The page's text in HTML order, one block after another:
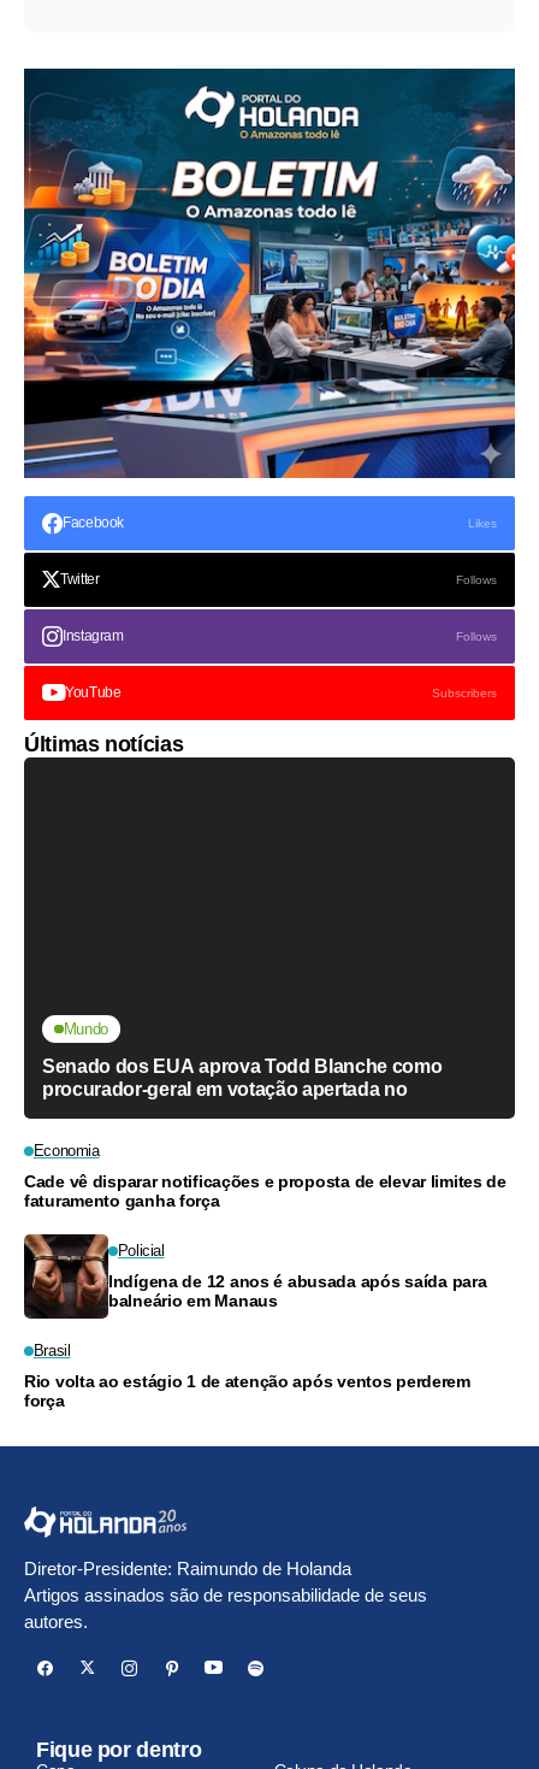
Facebook Likes
Twitter Follows
Instagram Follows
YouTube Subscribers
Últimas notícias
Mundo
Senado dos EUA aprova Todd Blanche como
procurador-geral em votação apertada no
Economia
Cade vê disparar notificações e proposta de elevar limites de
faturamento ganha força
Policial
Indígena de 12 anos é abusada após saída para
balneário em Manaus
Brasil
Rio volta ao estágio 1 de atenção após ventos perderem
força
Diretor-Presidente: Raimundo de Holanda
Artigos assinados são de responsabilidade de seus
autores.
Fique por dentro